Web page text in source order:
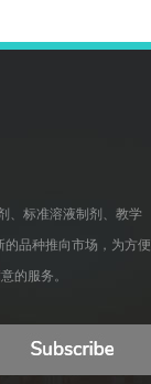
、标准溶液制剂、教学
的品种推向市场，为方便
的服务。